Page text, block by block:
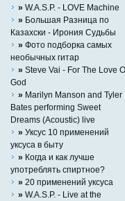
» W.A.S.P. - LOVE Machine
» Большая Разница по
Казахски - Ирония Судьбы
» Фото подборка самых
необычных гитар
» Steve Vai - For The Love
God
» Marilyn Manson and Tyler
Bates performing Sweet
Dreams (Acoustic) live
» Уксус 10 применений
уксуса в быту
» Когда и как лучше
употреблять спиртное?
» 20 применений уксуса
» W.A.S.P. - Live at the